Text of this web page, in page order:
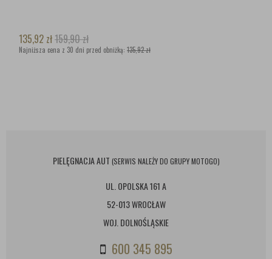
135,92 zł159,90zł
Najniższa cena z 30 dni przed obniżką: 135,92 zł
PIELĘGNACJA AUT (SERWIS NALEŻY DO GRUPY MOTOGO)
UL. OPOLSKA 161 A
52-013 WROCŁAW
WOJ. DOLNOŚLĄSKIE
600 345 895